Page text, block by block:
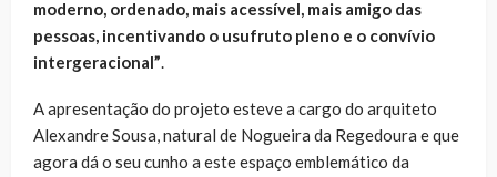
moderno, ordenado, mais acessível, mais amigo das
pessoas, incentivando o usufruto pleno e o convívio
intergeracional”.
A apresentação do projeto esteve a cargo do arquiteto
Alexandre Sousa, natural de Nogueira da Regedoura e que
agora dá o seu cunho a este espaço emblemático da